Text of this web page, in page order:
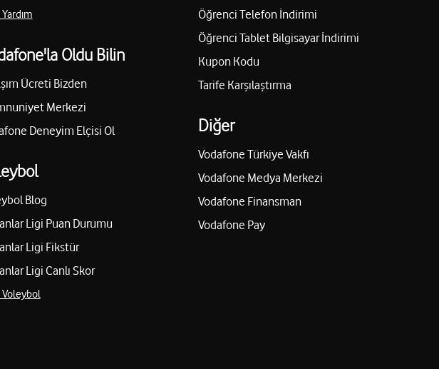
Oldu Bilin
Ücreti Bizden
Merkezi
Deneyim Elçisi Ol
Blog
Ligi Puan Durumu
Ligi Fikstür
Ligi Canlı Skor
Voleybol
Öğrenci Telefon İndirimi
Öğrenci Tablet Bilgisayar İndirimi
Kupon Kodu
Tarife Karşılaştırma
Diğer
Vodafone Türkiye Vakfı
Vodafone Medya Merkezi
Vodafone Finansman
Vodafone Pay